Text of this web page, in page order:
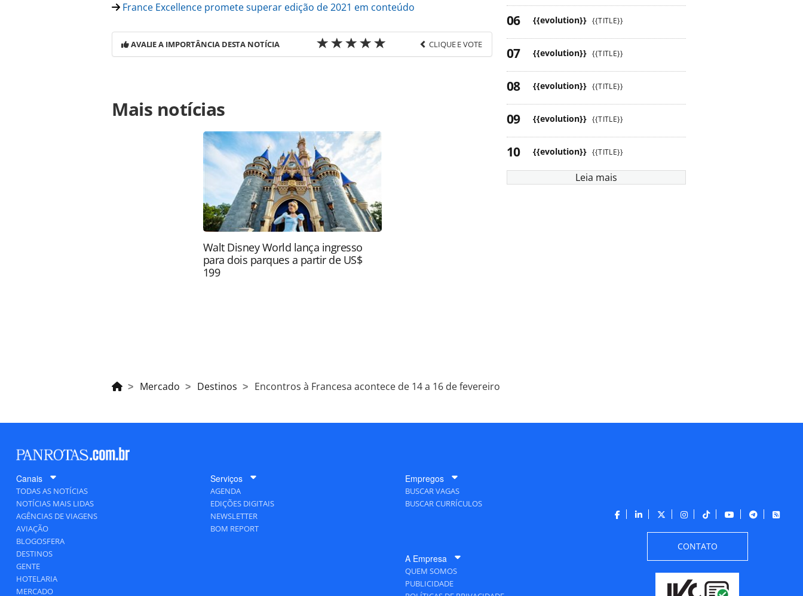
France Excellence promete superar edição de 2021 em conteúdo
AVALIE A IMPORTÂNCIA DESTA NOTÍCIA CLIQUE E VOTE
https://www.panrotas.com.br/mercado/destinos/2023/01/encontros-a-francesa-
acontece-de-14-a-16-de-fevereiro_194445.html ou as ferramentas oferecidas na página.
Todo o conteúdo produzido pela PANROTAS Editora é protegido pela legislação
brasileira sobre direito autoral. Não reproduza o conteúdo sem autorização da
PANROTAS Editora (copyright@panrotas.com.br).
Mais notícias
Walt Disney World lança ingresso
para dois parques a partir de US$
199
{{evolution}} {{TITLE}}
{{evolution}} {{TITLE}}
{{evolution}} {{TITLE}}
{{evolution}} {{TITLE}}
{{evolution}} {{TITLE}}
Leia mais
Mercado Destinos Encontros à Francesa acontece de 14 a 16 de fevereiro
Canais
TODAS AS NOTÍCIAS
NOTÍCIAS MAIS LIDAS
AGÊNCIAS DE VIAGENS
AVIAÇÃO
BLOGOSFERA
DESTINOS
GENTE
HOTELARIA
MERCADO
Serviços
AGENDA
EDIÇÕES DIGITAIS
NEWSLETTER
BOM REPORT
Empregos
BUSCAR VAGAS
BUSCAR CURRÍCULOS
A Empresa
QUEM SOMOS
PUBLICIDADE
CONTATO